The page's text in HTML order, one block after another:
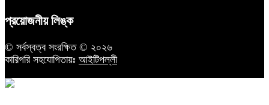
প্রয়োজনীয় লিঙ্ক
© সর্বস্বত্ব সংরক্ষিত © ২০২৬
কারিগরি সহযোগিতায়ঃ আইটিপল্লী